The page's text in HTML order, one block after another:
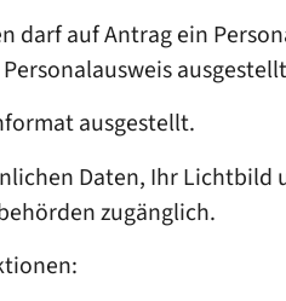
darf auf Antrag ein
ausgestellt.
Daten, Ihr
zugänglich.